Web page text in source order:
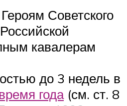
Советского
кавалерам
до 3 недель в
года(см. ст. 8